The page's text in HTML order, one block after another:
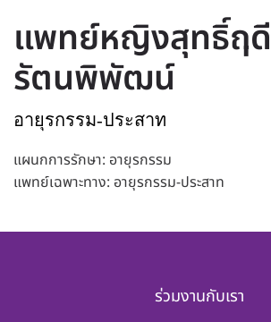
แพทย์หญิงสุทธิ์ฤ
รัตนพิพัฒน์
อายุรกรรม-ประสาท
แผนกการรักษา: อายุรกรรม
แพทย์เฉพาะทาง: อายุรกรรม-ประสาท
ร่วมงานกับเรา